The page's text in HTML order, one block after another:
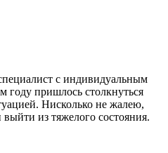
с индивидуальным
году пришлось столкнуться
Нисколько не жалею,
из тяжелого состояния.